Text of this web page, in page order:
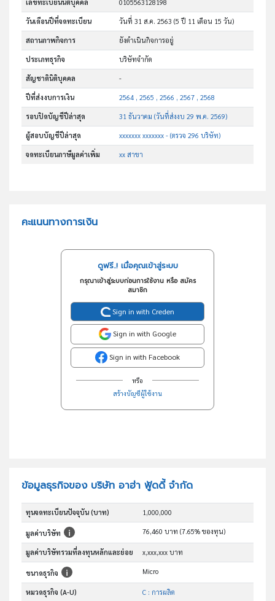
เลขทะเบียนนิติบุคคล 0105563128198
วันเดือนปีที่จดทะเบียน วันที่ 31 ส.ค. 2563(5 ปี 11 เดือน 15 วัน)
สถานภาพกิจการ ยังดำเนินกิจการอยู่
ประเภทธุรกิจ บริษัทจำกัด
สัญชาตินิติบุคคล -
ปีที่ส่งงบการเงิน 2564 , 2565 , 2566 , 2567 , 2568
รอบปิดบัญชีปีล่าสุด 31 ธันวาคม (วันที่ส่งงบ 29 พ.ค. 2569)
ผู้สอบบัญชีปีล่าสุด xxxxxxx xxxxxxx - (ตรวจ 296 บริษัท)
จดทะเบียนภาษีมูลค่าเพิ่ม xx สาขา
คะแนนทางการเงิน
ดูฟรี..! เมื่อคุณเข้าสู่ระบบ
กรุณาเข้าสู่ระบบก่อนการใช้งาน หรือ สมัคร
สมาชิก
Sign in with Creden
Sign in with Google
Sign in with Facebook
หรือ
สร้างบัญชีผู้ใช้งาน
ข้อมูลธุรกิจของ บริษัท อาฮ่า ฟู้ดดี้ จำกัด
ทุนจดทะเบียนปัจจุบัน (บาท) 1,000,000
มูลค่าบริษัท 76,460 บาท (7.65% ของทุน)
มูลค่าบริษัทรวมที่ลงทุนหลักและย่อย x,xxx,xxx บาท
ขนาดธุรกิจ Micro
หมวดธุรกิจ (A-U) C : การผลิต